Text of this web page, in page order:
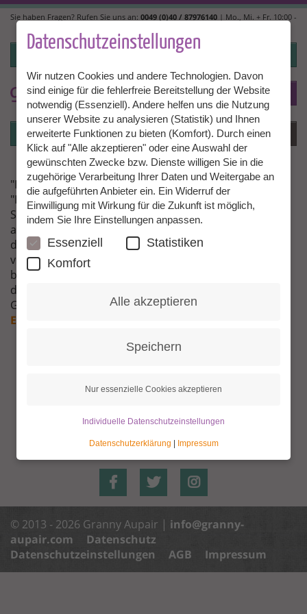
Direkt
zum
Inhalt
Sie haben Fragen? Rufen Sie uns an: 0049 (0)40 / 87976140 | Mo., Mi. + Fr. 10:00 -
DE
Login Menü
"Ich habe eine besondere Freundschaft geschlossen"
"Ich habe eine wunderbare und sehr intensive Zeit in
Saigon in Vietnam verbracht. Die Kinder sind mir echt
ans Herz gewachsen. Ich denke noch jeden Tag an
diese mutigen und fröhlichen Kleinen. Ich habe auch
viele sehr interessante Begegnungen gehabt und eine
besondere Freundschaft geschlossen. Vielen Dank für
die Vermittlung und für Ihre grandiose Idee von
Granny Aupair."
English
© 2013 - 2026 Granny Aupair | info@granny-
aupair.com
Datenschutz
Datenschutzeinstellungen
AGB Impressum
Datenschutzeinstellungen
Wir nutzen Cookies und andere Technologien. Davon
sind einige für die fehlerfreie Bereitstellung der Website
notwendig (Essenziell). Andere helfen uns die Nutzung
unserer Website zu analysieren (Statistik) und Ihnen
erweiterte Funktionen zu bieten (Komfort). Durch einen
Klick auf "Alle akzeptieren" oder eine Auswahl der
gewünschten Zwecke bzw. Dienste willigen Sie in die
zugehörige Verarbeitung Ihrer Daten und Weitergabe an
die aufgeführten Anbieter ein. Ein Widerruf der
Einwilligung mit Wirkung für die Zukunft ist möglich,
indem Sie Ihre Einstellungen anpassen.
Essenziell
Statistiken
Komfort
Alle akzeptieren
Speichern
Nur essenzielle Cookies akzeptieren
Individuelle Datenschutzeinstellungen
Datenschutzerklärung Impressum